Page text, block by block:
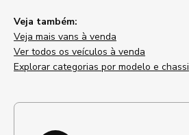
Veja também:
Veja mais vans à venda
Ver todos os veículos à venda
Explorar categorias por modelo e chassi